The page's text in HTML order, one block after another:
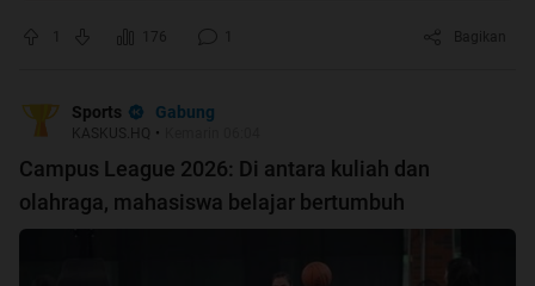
176 Bagikan
Sports Gabung
KASKUS.HQ •
Campus League 2026: Di antara kuliah dan
olahraga, mahasiswa belajar bertumbuh